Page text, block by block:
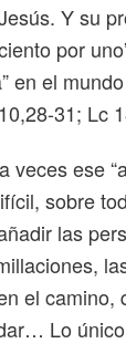
Y su
por
en el
31; Lc
veces ese
sobre
las
el camino,
Lo